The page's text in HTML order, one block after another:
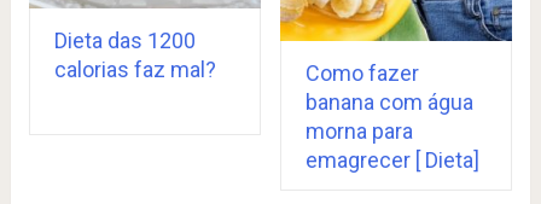
Dieta das 1200
calorias faz mal?
Como fazer
banana com água
morna para
emagrecer [ Dieta]